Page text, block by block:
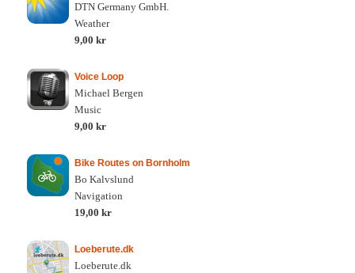
DTN Germany GmbH.
Weather
9,00 kr
Voice Loop
Michael Bergen
Music
9,00 kr
Bike Routes on Bornholm
Bo Kalvslund
Navigation
19,00 kr
Loeberute.dk
Loeberute.dk